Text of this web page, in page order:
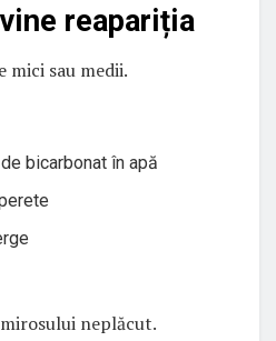
reapariția
sau medii.
bicarbonat în apă
neplăcut.